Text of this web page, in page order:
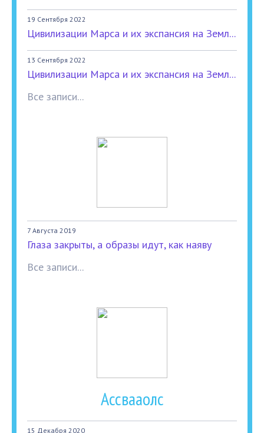
19 Сентября 2022
Цивилизации Марса и их экспансия на Земл...
13 Сентября 2022
Цивилизации Марса и их экспансия на Земл...
Все записи...
7 Августа 2019
Глаза закрыты, а образы идут, как наяву
Все записи...
Ассвааолс
15 Декабря 2020